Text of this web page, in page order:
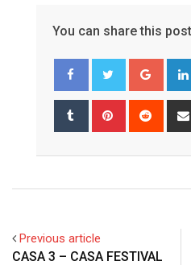
You can share this
Tumblr Pinterest Reddit
Previous article
CASA 3 – CASA FESTIVAL